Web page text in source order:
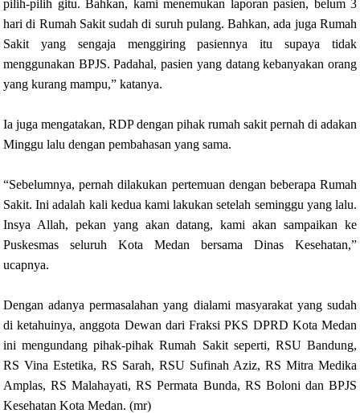
pilih-pilih gitu. Bahkan, kami menemukan laporan pasien, belum 3
hari di Rumah Sakit sudah di suruh pulang. Bahkan, ada juga Rumah
Sakit yang sengaja menggiring pasiennya itu supaya tidak
menggunakan BPJS. Padahal, pasien yang datang kebanyakan orang
yang kurang mampu,” katanya.
Ia juga mengatakan, RDP dengan pihak rumah sakit pernah di adakan
Minggu lalu dengan pembahasan yang sama.
“Sebelumnya, pernah dilakukan pertemuan dengan beberapa Rumah
Sakit. Ini adalah kali kedua kami lakukan setelah seminggu yang lalu.
Insya Allah, pekan yang akan datang, kami akan sampaikan ke
Puskesmas seluruh Kota Medan bersama Dinas Kesehatan,”
ucapnya.
Dengan adanya permasalahan yang dialami masyarakat yang sudah
di ketahuinya, anggota Dewan dari Fraksi PKS DPRD Kota Medan
ini mengundang pihak-pihak Rumah Sakit seperti, RSU Bandung,
RS Vina Estetika, RS Sarah, RSU Sufinah Aziz, RS Mitra Medika
Amplas, RS Malahayati, RS Permata Bunda, RS Boloni dan BPJS
Kesehatan Kota Medan. (mr)